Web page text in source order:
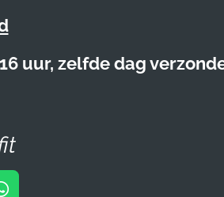
uur, zelfde dag